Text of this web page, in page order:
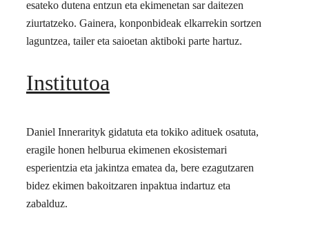
esateko dutena entzun eta ekimenetan sar daitezen
ziurtatzeko. Gainera, konponbideak elkarrekin sortzen
laguntzea, tailer eta saioetan aktiboki parte hartuz.
Institutoa
Daniel Innerarityk gidatuta eta tokiko adituek osatuta,
eragile honen helburua ekimenen ekosistemari
esperientzia eta jakintza ematea da, bere ezagutzaren
bidez ekimen bakoitzaren inpaktua indartuz eta
zabalduz.